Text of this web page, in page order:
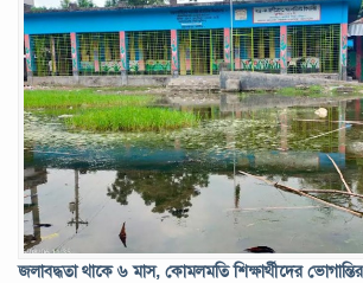
জলাবদ্ধতা থাকে ৬ মাস, কোমলমতি শিক্ষার্থীদের